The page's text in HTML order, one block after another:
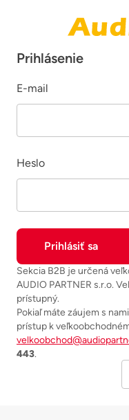
Prihlásenie
E-mail
Heslo
Sekcia B2B je určená
AUDIO PARTNER s.r.o.
prístupný.
Pokiaľ máte záujem s
prístup k
443.